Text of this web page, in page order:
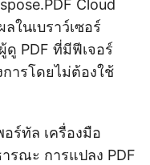
Cloud
ในเบราว์เซอร์
PDF ที่มีฟีเจอร์
ารโดยไม่ต้องใช้
ร์ทัล เครื่องมือ
รณะ การแปลง PDF